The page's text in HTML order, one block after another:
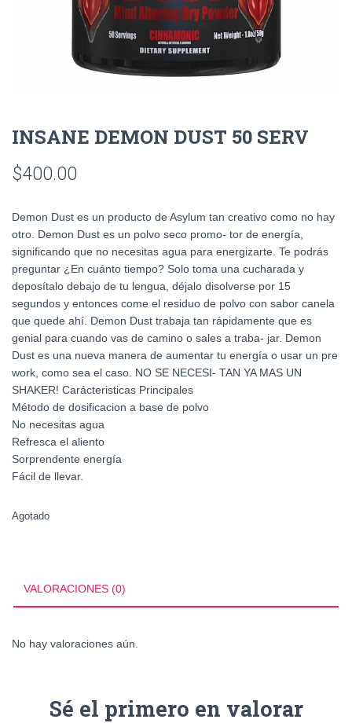
INSANE DEMON DUST 50 SERV
$400.00
Demon Dust es un producto de Asylum tan creativo como no hay
otro. Demon Dust es un polvo seco promo- tor de energía,
significando que no necesitas agua para energizarte. Te podrás
preguntar ¿En cuánto tiempo? Solo toma una cucharada y
deposítalo debajo de tu lengua, déjalo disolverse por 15
segundos y entonces come el residuo de polvo con sabor canela
que quede ahí. Demon Dust trabaja tan rápidamente que es
genial para cuando vas de camino o sales a traba- jar. Demon
Dust es una nueva manera de aumentar tu energía o usar un pre
work, como sea el caso. NO SE NECESI- TAN YA MAS UN
SHAKER! Carácteristicas Principales
Método de dosificacion a base de polvo
No necesitas agua
Refresca el aliento
Sorprendente energía
Fácil de llevar.
Agotado
VALORACIONES (0)
No hay valoraciones aún.
Sé el primero en valorar